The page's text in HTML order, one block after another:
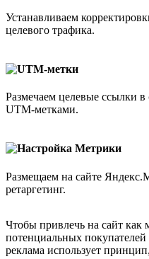
Устанавливаем
целевого трафика.
UTM-метки
Размечаем целевые ссылки
UTM-метками.
Настройка Метрики
Размещаем на сайте
ретаргетинг.
Чтобы привлечь на сайт как
потенциальных покупателей
реклама использует